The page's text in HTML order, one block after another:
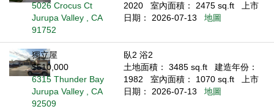
5026 Crocus Ct
Jurupa Valley , CA
91752
2020
室內面積： 2475 sq.ft
上市
日期： 2026-07-13
地圖
獨立屋
$510,000
6315 Thunder Bay
Jurupa Valley , CA
92509
臥2 浴2
土地面積： 3485 sq.ft
建造年份：
1982
室內面積： 1070 sq.ft
上市
日期： 2026-07-13
地圖